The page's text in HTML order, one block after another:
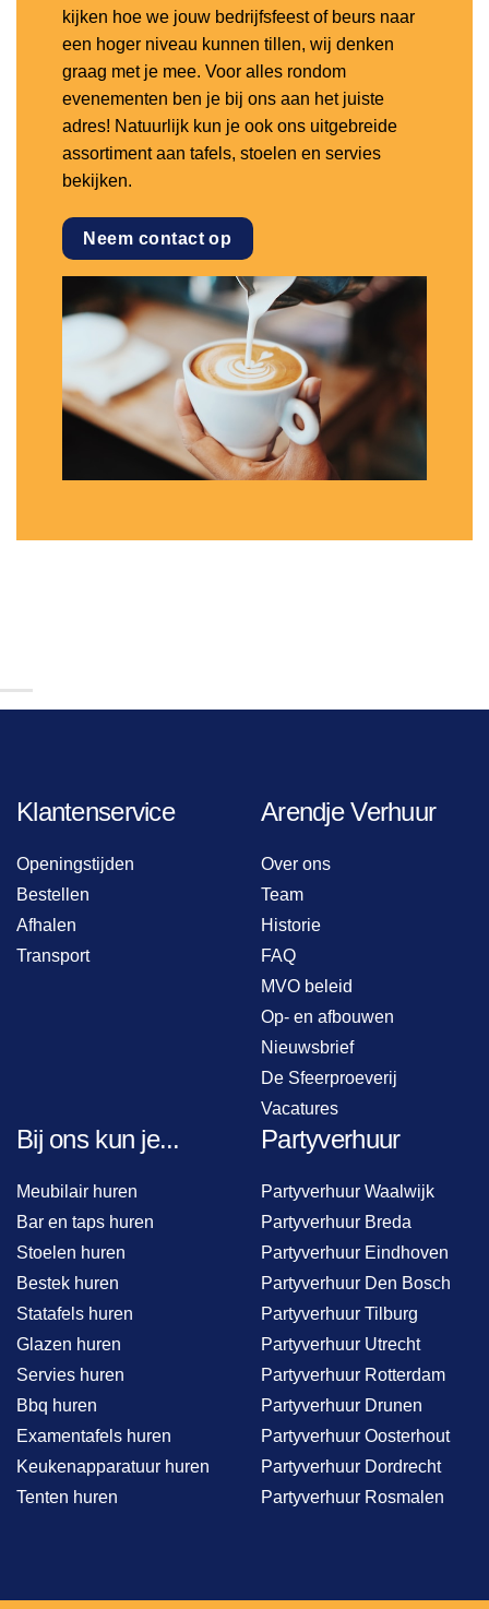
kijken hoe we jouw bedrijfsfeest of beurs naar
een hoger niveau kunnen tillen, wij denken
graag met je mee. Voor alles rondom
evenementen ben je bij ons aan het juiste
adres! Natuurlijk kun je ook ons uitgebreide
assortiment aan tafels, stoelen en servies
bekijken.
Neem contact op
Klantenservice
Openingstijden
Bestellen
Afhalen
Transport
Arendje Verhuur
Over ons
Team
Historie
FAQ
MVO beleid
Op- en afbouwen
Nieuwsbrief
De Sfeerproeverij
Vacatures
Bij ons kun je...
Meubilair huren
Bar en taps huren
Stoelen huren
Bestek huren
Statafels huren
Glazen huren
Servies huren
Bbq huren
Examentafels huren
Keukenapparatuur huren
Tenten huren
Partyverhuur
Partyverhuur Waalwijk
Partyverhuur Breda
Partyverhuur Eindhoven
Partyverhuur Den Bosch
Partyverhuur Tilburg
Partyverhuur Utrecht
Partyverhuur Rotterdam
Partyverhuur Drunen
Partyverhuur Oosterhout
Partyverhuur Dordrecht
Partyverhuur Rosmalen